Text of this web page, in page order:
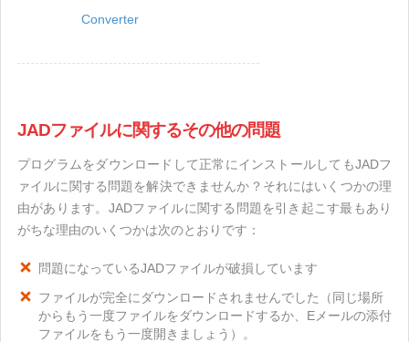
Converter
JADファイルに関するその他の問題
プログラムをダウンロードして正常にインストールしてもJADフ
ァイルに関する問題を解決できませんか？それにはいくつかの理
由があります。JADファイルに関する問題を引き起こす最もあり
がちな理由のいくつかは次のとおりです：
問題になっているJADファイルが破損しています
ファイルが完全にダウンロードされませんでした（同じ場所
からもう一度ファイルをダウンロードするか、Eメールの添付
ファイルをもう一度開きましょう）。